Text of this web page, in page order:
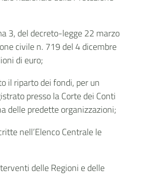
3, del decreto-legge 22 marzo
civile n. 719 del 4 dicembre
di euro;
il riparto dei fondi, per un
presso la Corte dei Conti
delle predette organizzazioni;
nell’Elenco Centrale le
delle Regioni e delle